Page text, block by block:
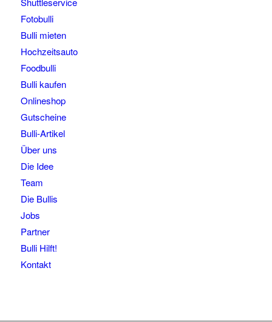
Fotobulli
Bulli mieten
Hochzeitsauto
Foodbulli
Bulli kaufen
Onlineshop
Gutscheine
Bulli-Artikel
Über uns
Die Idee
Team
Die Bullis
Jobs
Partner
Bulli Hilft!
Kontakt